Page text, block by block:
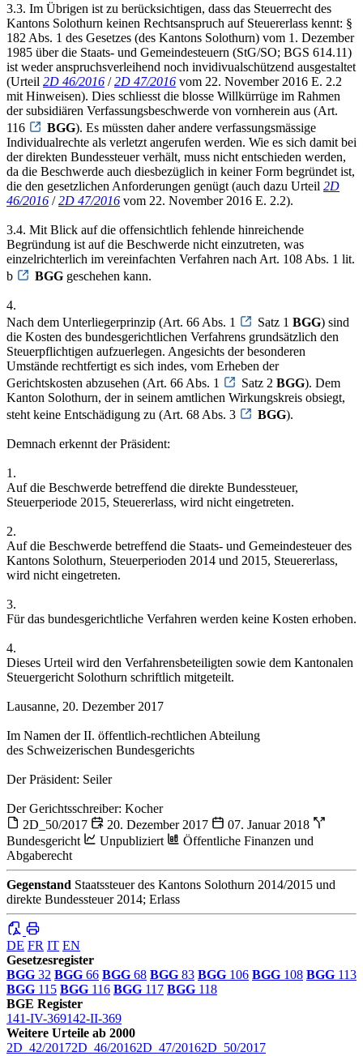
3.3. Im Übrigen ist zu berücksichtigen, dass das Steuerrecht des
Kantons Solothurn keinen Rechtsanspruch auf Steuererlass kennt: §
182 Abs. 1 des Gesetzes (des Kantons Solothurn) vom 1. Dezember
1985 über die Staats- und Gemeindesteuern (StG/SO; BGS 614.11)
ist weder anspruchsverleihend noch invidivualschützend ausgestaltet
(Urteil 2D 46/2016 /2D 47/2016 vom 22. November 2016 E. 2.2
mit Hinweisen). Dies schliesst die blosse Willkürrüge im Rahmen
der subsidiären Verfassungsbeschwerde von vornherein aus (Art.
116
BGG). Es müssten daher andere verfassungsmässige
Individualrechte als verletzt angerufen werden. Wie es sich damit bei
der direkten Bundessteuer verhält, muss nicht entschieden werden,
da die Beschwerde auch diesbezüglich in keiner Form begründet ist,
die den gesetzlichen Anforderungen genügt (auch dazu Urteil 2D
46/2016 /2D 47/2016 vom 22. November 2016 E. 2.2).
3.4. Mit Blick auf die offensichtlich fehlende hinreichende
Begründung ist auf die Beschwerde nicht einzutreten, was
einzelrichterlich im vereinfachten Verfahren nach Art. 108 Abs. 1 lit.
b
BGG geschehen kann.
4.
Nach dem Unterliegerprinzip (Art. 66 Abs. 1
Satz 1 BGG) sind
die Kosten des bundesgerichtlichen Verfahrens grundsätzlich den
Steuerpflichtigen aufzuerlegen. Angesichts der besonderen
Umstände rechtfertigt es sich indes, vom Erheben der
Gerichtskosten abzusehen (Art. 66 Abs. 1
Satz 2 BGG). Dem
Kanton Solothurn, der in seinem amtlichen Wirkungskreis obsiegt,
steht keine Entschädigung zu (Art. 68 Abs. 3
BGG).
Demnach erkennt der Präsident:
1.
Auf die Beschwerde betreffend die direkte Bundessteuer,
Steuerperiode 2015, Steuererlass, wird nicht eingetreten.
2.
Auf die Beschwerde betreffend die Staats- und Gemeindesteuer des
Kantons Solothurn, Steuerperioden 2014 und 2015, Steuererlass,
wird nicht eingetreten.
3.
Für das bundesgerichtliche Verfahren werden keine Kosten erhoben.
4.
Dieses Urteil wird den Verfahrensbeteiligten sowie dem Kantonalen
Steuergericht Solothurn schriftlich mitgeteilt.
Lausanne, 20. Dezember 2017
Im Namen der II. öffentlich-rechtlichen Abteilung
des Schweizerischen Bundesgerichts
Der Präsident: Seiler
Der Gerichtsschreiber: Kocher
2D_50/2017
20. Dezember 2017
07. Januar 2018
Bundesgericht
Unpubliziert
Öffentliche Finanzen und
Abgaberecht
Gegenstand Staatssteuer des Kantons Solothurn 2014/2015 und
direkte Bundessteuer 2014; Erlass
DE FR IT EN
Gesetzesregister
BGG 32 BGG 66 BGG 68 BGG 83 BGG 106 BGG 108 BGG 113
BGG 115 BGG 116 BGG 117 BGG 118
BGE Register
141-IV-369142-II-369
Weitere Urteile ab 2000
2D_42/20172D_46/20162D_47/20162D_50/2017